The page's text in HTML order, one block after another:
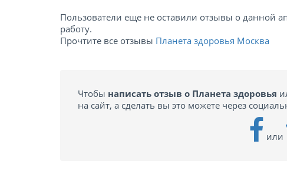
Пользователи еще не оставили отзывы о данной
работу.
Прочтите все отзывы Планета здоровья Москва
Чтобы написать отзыв о Планета здоровья
на сайт, а сделать вы это можете через
или